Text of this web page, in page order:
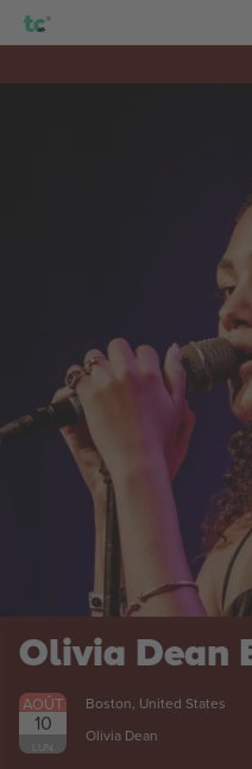
Stal Mielec
Rzeszów 1
AOÛT
8